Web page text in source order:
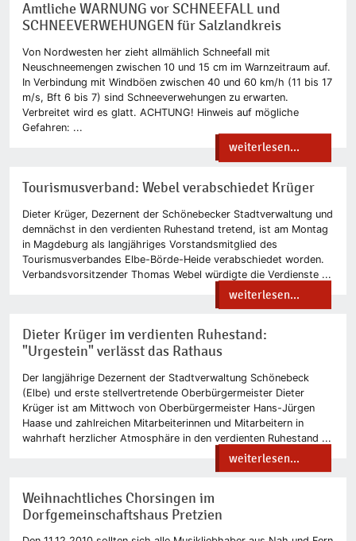
Amtliche WARNUNG vor SCHNEEFALL und
SCHNEEVERWEHUNGEN für Salzlandkreis
Von Nordwesten her zieht allmählich Schneefall mit
Neuschneemengen zwischen 10 und 15 cm im Warnzeitraum auf.
In Verbindung mit Windböen zwischen 40 und 60 km/h (11 bis 17
m/s, Bft 6 bis 7) sind Schneeverwehungen zu erwarten.
Verbreitet wird es glatt. ACHTUNG! Hinweis auf mögliche
Gefahren: ...
weiterlesen...
Tourismusverband: Webel verabschiedet Krüger
Dieter Krüger, Dezernent der Schönebecker Stadtverwaltung und
demnächst in den verdienten Ruhestand tretend, ist am Montag
in Magdeburg als langjähriges Vorstandsmitglied des
Tourismusverbandes Elbe-Börde-Heide verabschiedet worden.
Verbandsvorsitzender Thomas Webel würdigte die Verdienste ...
weiterlesen...
Dieter Krüger im verdienten Ruhestand:
"Urgestein" verlässt das Rathaus
Der langjährige Dezernent der Stadtverwaltung Schönebeck
(Elbe) und erste stellvertretende Oberbürgermeister Dieter
Krüger ist am Mittwoch von Oberbürgermeister Hans-Jürgen
Haase und zahlreichen Mitarbeiterinnen und Mitarbeitern in
wahrhaft herzlicher Atmosphäre in den verdienten Ruhestand ...
weiterlesen...
Weihnachtliches Chorsingen im
Dorfgemeinschaftshaus Pretzien